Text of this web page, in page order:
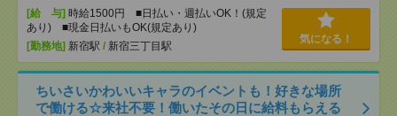
[給 与] 時給1500円 ■日払い・週払いOK！(規定
あり) ■現金日払いもOK(規定あり)
[勤務地] 新宿駅 / 新宿三丁目駅
気になる！
ちいさいかわいいキャラのイベントも！好きな場所
で働ける☆来社不要！働いたその日に給料もらえる